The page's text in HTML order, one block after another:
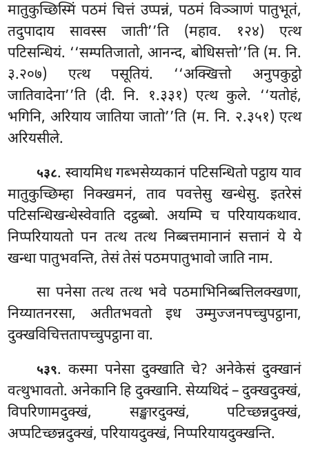
मातुकुच्छिस्मिं पठमं चित्तं उप्पन्नं, पठमं विञ्ञाणं पातुभूतं,
तदुपादाय सावस्स जाती’’ति (महाव. १२४) एत्थ
पटिसन्धियं. ‘‘सम्पतिजातो, आनन्द, बोधिसत्तो’’ति (म. नि.
३.२०७) एत्थ पसूतियं. ‘‘अक्खित्तो अनुपकुट्ठो
जातिवादेना’’ति (दी. नि. १.३३१) एत्थ कुले. ‘‘यतोहं,
भगिनि, अरियाय जातिया जातो’’ति (म. नि. २.३५१) एत्थ
अरियसीले.
५३८. स्वायमिधगब्भसेय्यकानं पटिसन्धितो पट्ठाय याव
मातुकुच्छिम्हा निक्खमनं, ताव पवत्तेसु खन्धेसु. इतरेसं
पटिसन्धिखन्धेस्वेवाति दट्ठब्बो. अयम्पि च परियायकथाव.
निप्परियायतो पन तत्थ तत्थ निब्बत्तमानानं सत्तानं ये ये
खन्धा पातुभवन्ति, तेसं तेसं पठमपातुभावो जाति नाम.
सा पनेसा तत्थ तत्थ भवे पठमाभिनिब्बत्तिलक्खणा,
निय्यातनरसा, अतीतभवतो इध उम्मुज्जनपच्चुपट्ठाना,
दुक्खविचित्ततापच्चुपट्ठाना वा.
५३९. कस्मा पनेसा दुक्खाति चे? अनेकेसं दुक्खानं
वत्थुभावतो. अनेकानि हि दुक्खानि. सेय्यथिदं – दुक्खदुक्खं,
विपरिणामदुक्खं, सङ्खारदुक्खं, पटिच्छन्नदुक्खं,
अप्पटिच्छन्नदुक्खं, परियायदुक्खं, निप्परियायदुक्खन्ति.